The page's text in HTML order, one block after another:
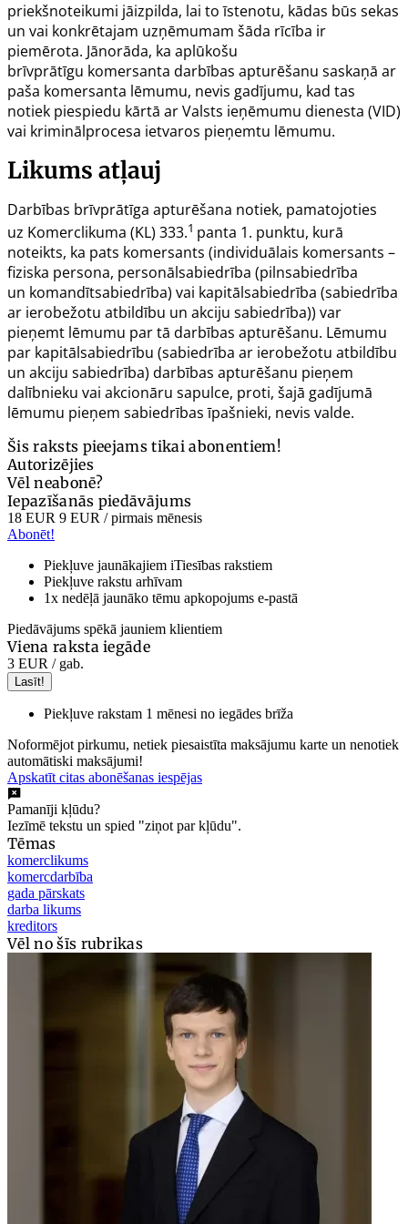
priekšnoteikumi jāizpilda, lai to īstenotu, kādas būs sekas
un vai konkrētajam uzņēmumam šāda rīcība ir
piemērota. Jānorāda, ka aplūkošu
brīvprātīgu komersanta darbības apturēšanu saskaņā ar
paša komersanta lēmumu, nevis gadījumu, kad tas
notiek piespiedu kārtā ar Valsts ieņēmumu dienesta (VID)
vai kriminālprocesa ietvaros pieņemtu lēmumu.
Likums atļauj
Darbības brīvprātīga apturēšana notiek, pamatojoties
uz Komerclikuma (KL) 333.1 panta 1. punktu, kurā
noteikts, ka pats komersants (individuālais komersants –
fiziska persona, personālsabiedrība (pilnsabiedrība
un komandītsabiedrība) vai kapitālsabiedrība (sabiedrība
ar ierobežotu atbildību un akciju sabiedrība)) var
pieņemt lēmumu par tā darbības apturēšanu. Lēmumu
par kapitālsabiedrību (sabiedrība ar ierobežotu atbildību
un akciju sabiedrība) darbības apturēšanu pieņem
dalībnieku vai akcionāru sapulce, proti, šajā gadījumā
lēmumu pieņem sabiedrības īpašnieki, nevis valde.
Šis raksts pieejams tikai abonentiem!
Autorizējies
Vēl neabonē?
Iepazīšanās piedāvājums
18 EUR 9 EUR / pirmais mēnesis
Abonēt!
Piekļuve jaunākajiem iTiesības rakstiem
Piekļuve rakstu arhīvam
1x nedēļā jaunāko tēmu apkopojums e-pastā
Piedāvājums spēkā jauniem klientiem
Viena raksta iegāde
3 EUR / gab.
Lasīt!
Piekļuve rakstam 1 mēnesi no iegādes brīža
Noformējot pirkumu, netiek piesaistīta maksājumu karte un nenotiek
automātiski maksājumi!
Apskatīt citas abonēšanas iespējas
Pamanīji kļūdu?
Iezīmē tekstu un spied "ziņot par kļūdu".
Tēmas
komerclikums
komercdarbība
gada pārskats
darba likums
kreditors
Vēl no šīs rubrikas